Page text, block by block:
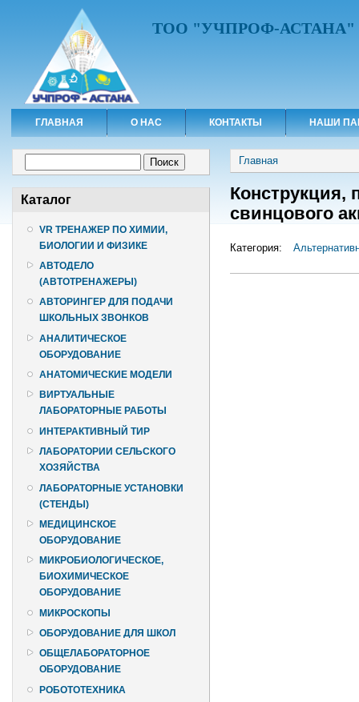
ТОО "УЧПРОФ-АСТАНА"
ГЛАВНАЯ О НАС КОНТАКТЫ НАШИ
Каталог
VR ТРЕНАЖЕР ПО ХИМИИ,
БИОЛОГИИ И ФИЗИКЕ
АВТОДЕЛО
(АВТОТРЕНАЖЕРЫ)
АВТОРИНГЕР ДЛЯ ПОДАЧИ
ШКОЛЬНЫХ ЗВОНКОВ
АНАЛИТИЧЕСКОЕ
ОБОРУДОВАНИЕ
АНАТОМИЧЕСКИЕ МОДЕЛИ
ВИРТУАЛЬНЫЕ
ЛАБОРАТОРНЫЕ РАБОТЫ
ИНТЕРАКТИВНЫЙ ТИР
ЛАБОРАТОРИИ СЕЛЬСКОГО
ХОЗЯЙСТВА
ЛАБОРАТОРНЫЕ УСТАНОВКИ
(СТЕНДЫ)
МЕДИЦИНСКОЕ
ОБОРУДОВАНИЕ
МИКРОБИОЛОГИЧЕСКОЕ,
БИОХИМИЧЕСКОЕ
ОБОРУДОВАНИЕ
МИКРОСКОПЫ
ОБОРУДОВАНИЕ ДЛЯ ШКОЛ
ОБЩЕЛАБОРАТОРНОЕ
ОБОРУДОВАНИЕ
РОБОТОТЕХНИКА
Вы здесь
Главная
Конструкция,
свинцового
Категория: